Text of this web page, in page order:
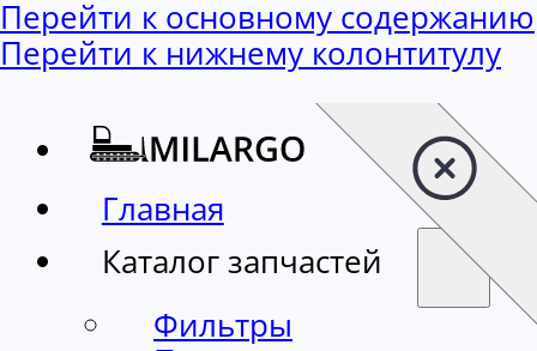
Перейти к основному содержанию
Перейти к нижнему колонтитулу
Главная
Каталог запчастей
Фильтры